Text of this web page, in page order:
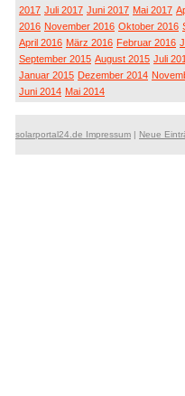
2017 Juli 2017 Juni 2017 Mai 2017
2016 November 2016 Oktober 2016
April 2016 März 2016 Februar 2016
September 2015 August 2015 Juli
Januar 2015 Dezember 2014
Juni 2014 Mai 2014
solarportal24.de Impressum | Neue